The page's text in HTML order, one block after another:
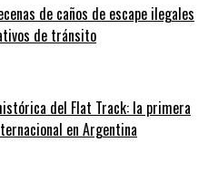
de caños de escape ilegales
de tránsito
del Flat Track: la primera
en Argentina